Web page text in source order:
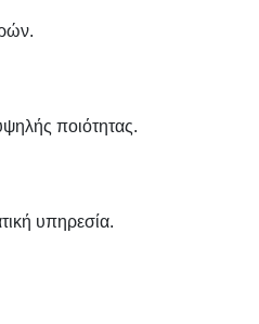
ποιότητας.
υπηρεσία.